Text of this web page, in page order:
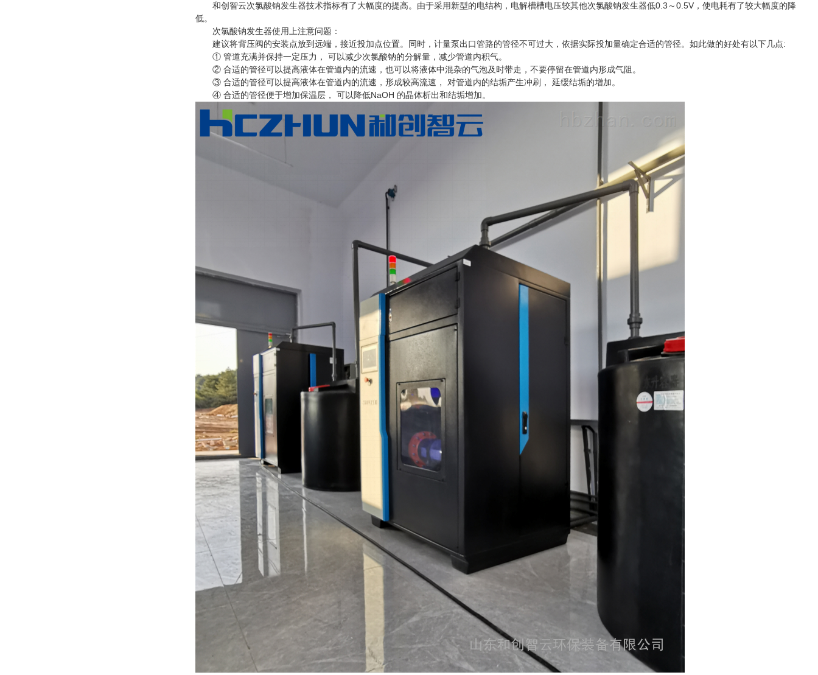
和创智云次氯酸钠发生器技术指标有了大幅度的提高。由于采用新型的电结构，电解槽槽电压较其他次氯酸钠发生器低0.3～0.5V，使电耗有了较大幅度的降
低。
次氯酸钠发生器使用上注意问题：
建议将背压阀的安装点放到远端，接近投加点位置。同时，计量泵出口管路的管径不可过大，依据实际投加量确定合适的管径。如此做的好处有以下几点:
① 管道充满并保持一定压力， 可以减少次氯酸钠的分解量，减少管道内积气。
② 合适的管径可以提高液体在管道内的流速，也可以将液体中混杂的气泡及时带走，不要停留在管道内形成气阻。
③ 合适的管径可以提高液体在管道内的流速，形成较高流速， 对管道内的结垢产生冲刷， 延缓结垢的增加。
④ 合适的管径便于增加保温层， 可以降低NaOH 的晶体析出和结垢增加。